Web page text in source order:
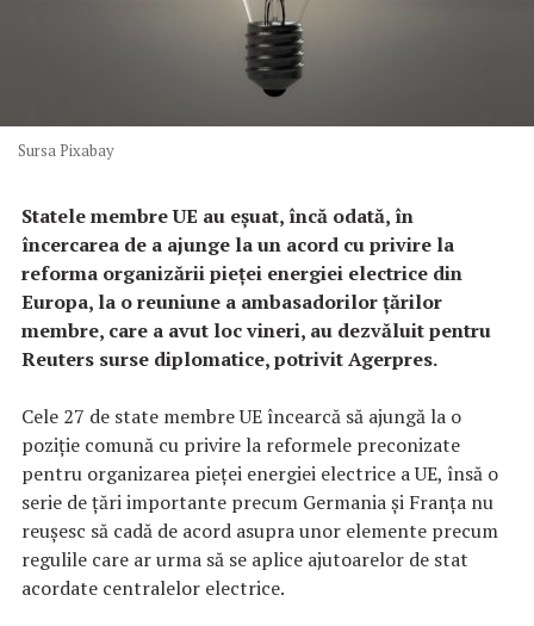
Sursa Pixabay
Statele membre UE au eşuat, încă odată, în
încercarea de a ajunge la un acord cu privire la
reforma organizării pieţei energiei electrice din
Europa, la o reuniune a ambasadorilor ţărilor
membre, care a avut loc vineri, au dezvăluit pentru
Reuters surse diplomatice, potrivit Agerpres.
Cele 27 de state membre UE încearcă să ajungă la o
poziţie comună cu privire la reformele preconizate
pentru organizarea pieţei energiei electrice a UE, însă o
serie de ţări importante precum Germania şi Franţa nu
reuşesc să cadă de acord asupra unor elemente precum
regulile care ar urma să se aplice ajutoarelor de stat
acordate centralelor electrice.